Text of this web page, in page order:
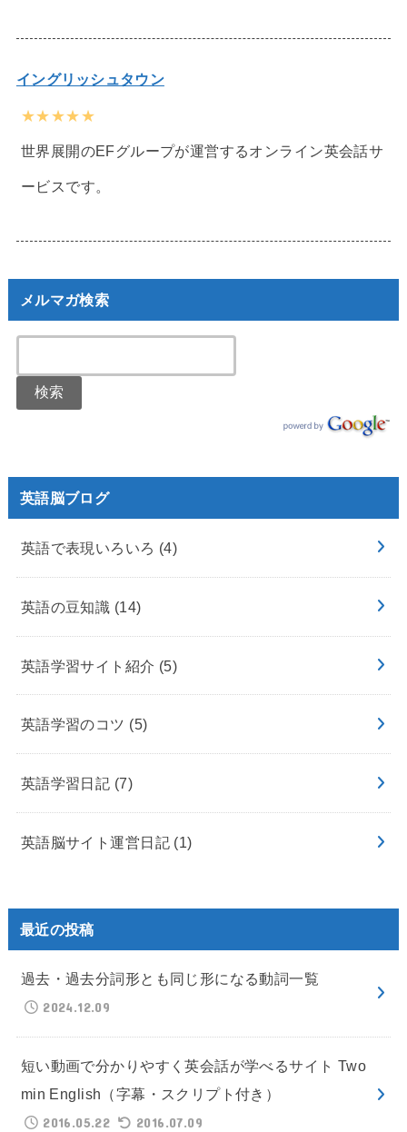
イングリッシュタウン
★★★★★
世界展開のEFグループが運営するオンライン英会話サ
ービスです。
メルマガ検索
英語脳ブログ
英語で表現いろいろ (4)
英語の豆知識 (14)
英語学習サイト紹介 (5)
英語学習のコツ (5)
英語学習日記 (7)
英語脳サイト運営日記 (1)
最近の投稿
過去・過去分詞形とも同じ形になる動詞一覧
2024.12.09
短い動画で分かりやすく英会話が学べるサイト Two
min English（字幕・スクリプト付き）
2016.05.22
2016.07.09